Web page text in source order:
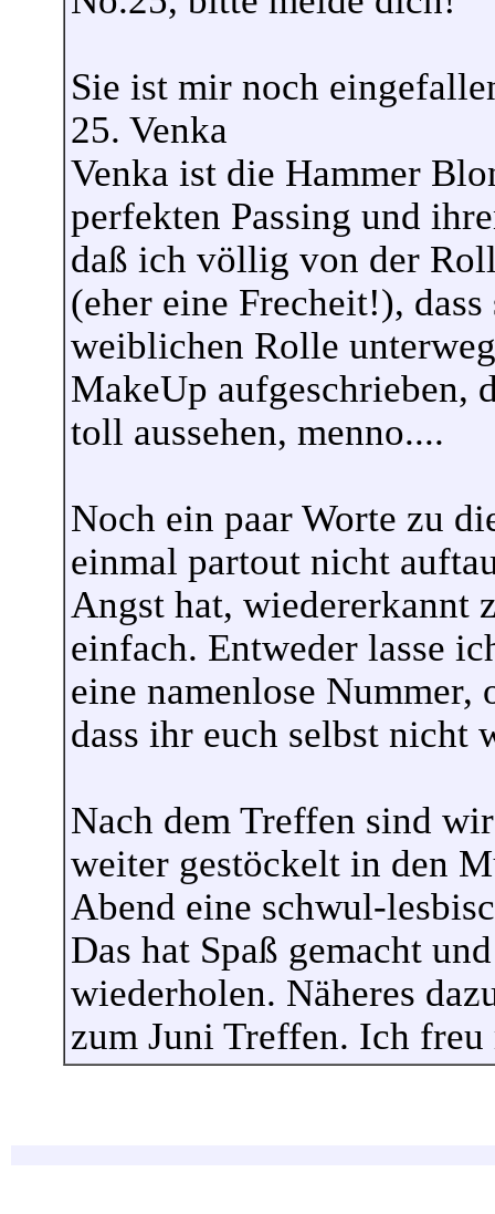
Sie ist mir noch
25. Venka
Venka ist die Hammer
perfekten Passing und
daß ich völlig von der
(eher eine Frecheit!),
weiblichen Rolle
MakeUp aufgeschrieben,
toll aussehen, menno....
Noch ein paar Worte zu
einmal partout nicht
Angst hat, wiedererkannt
einfach. Entweder lasse
eine namenlose Nummer,
dass ihr euch selbst nicht
Nach dem Treffen sind
weiter gestöckelt in den
Abend eine schwul-
Das hat Spaß gemacht
wiederholen. Näheres
zum Juni Treffen. Ich